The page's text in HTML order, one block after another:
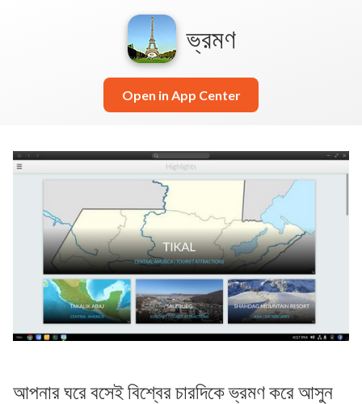
ভ্রমণ
Open in App Center
আপনার ঘরে বসেই বিশ্বের চারদিকে ভ্রমণ করে আসুন